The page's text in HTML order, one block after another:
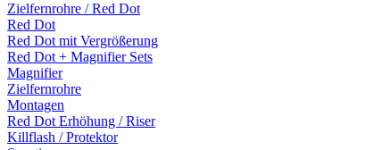
Zielfernrohre / Red Dot
Red Dot
Red Dot mit Vergrößerung
Red Dot + Magnifier Sets
Magnifier
Zielfernrohre
Montagen
Red Dot Erhöhung / Riser
Killflash / Protektor